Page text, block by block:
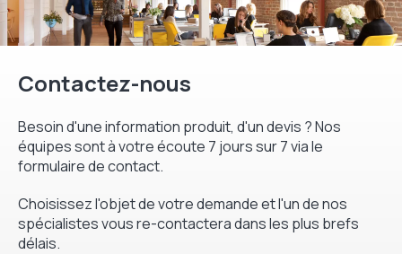
Contactez-nous
Besoin d'une information produit, d'un devis ? Nos
équipes sont à votre écoute 7 jours sur 7 via le
formulaire de contact.
Choisissez l'objet de votre demande et l'un de nos
spécialistes vous re-contactera dans les plus brefs
délais.